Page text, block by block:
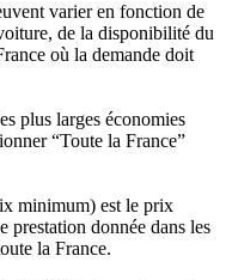
varier en fonction de
de la disponibilité du
où la demande doit
plus larges économies
“Toute la France”
minimum) est le prix
prestation donnée dans les
la France.